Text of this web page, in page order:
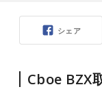
シェア
Cboe BZX